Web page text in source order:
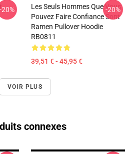
-20%
Les Seuls Hommes Que Vous
Pouvez Faire Confiance Sont
Ramen Pullover Hoodie
RB0811
39,51 € - 45,95 €
-20%
VOIR PLUS
connexes